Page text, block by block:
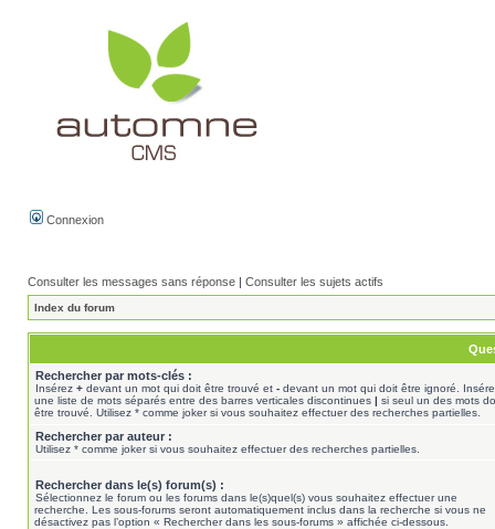
Connexion
Consulter les messages sans réponse | Consulter les sujets actifs
Index du forum
Rechercher par mots-clés :
Insérez + devant un mot qui doit être trouvé et - devant un mot qui doit être ignoré.
une liste de mots séparés entre des barres verticales discontinues | si seul un des mots
être trouvé. Utilisez * comme joker si vous souhaitez effectuer des recherches partielles.
Rechercher par auteur :
Utilisez * comme joker si vous souhaitez effectuer des recherches partielles.
Rechercher dans le(s) forum(s) :
Sélectionnez le forum ou les forums dans le(s)quel(s) vous souhaitez effectuer une
recherche. Les sous-forums seront automatiquement inclus dans la recherche si vous ne
désactivez pas l’option « Rechercher dans les sous-forums » affichée ci-dessous.